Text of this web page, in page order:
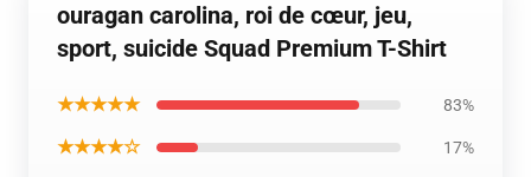
ouragan carolina, roi de cœur, jeu,
sport, suicide Squad Premium T-Shirt
★★★★★ 83%
★★★★☆ 17%